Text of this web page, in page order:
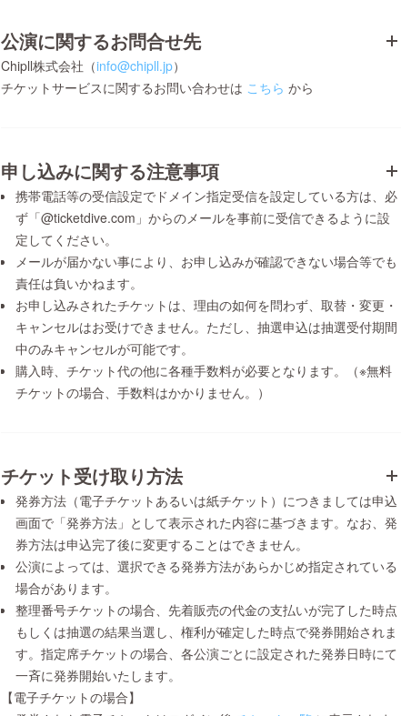
公演に関するお問合せ先
Chipll株式会社（info@chipll.jp）
チケットサービスに関するお問い合わせは こちら から
申し込みに関する注意事項
携帯電話等の受信設定でドメイン指定受信を設定している方は、必
ず「@ticketdive.com」からのメールを事前に受信できるように設
定してください。
メールが届かない事により、お申し込みが確認できない場合等でも
責任は負いかねます。
お申し込みされたチケットは、理由の如何を問わず、取替・変更・
キャンセルはお受けできません。ただし、抽選申込は抽選受付期間
中のみキャンセルが可能です。
購入時、チケット代の他に各種手数料が必要となります。（※無料
チケットの場合、手数料はかかりません。）
チケット受け取り方法
発券方法（電子チケットあるいは紙チケット）につきましては申込
画面で「発券方法」として表示された内容に基づきます。なお、発
券方法は申込完了後に変更することはできません。
公演によっては、選択できる発券方法があらかじめ指定されている
場合があります。
整理番号チケットの場合、先着販売の代金の支払いが完了した時点
もしくは抽選の結果当選し、権利が確定した時点で発券開始されま
す。指定席チケットの場合、各公演ごとに設定された発券日時にて
一斉に発券開始いたします。
【電子チケットの場合】